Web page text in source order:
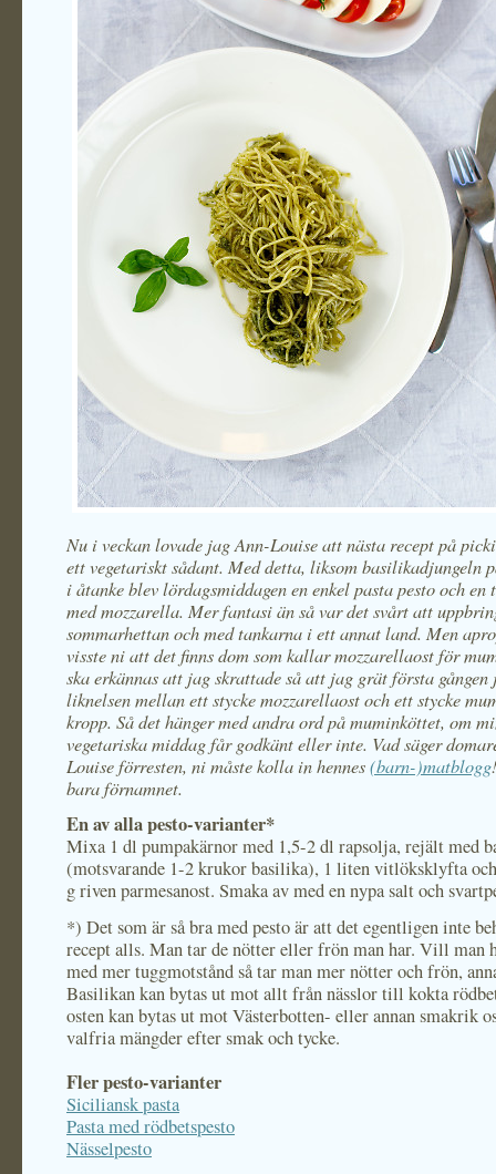
Nu i veckan lovade jag Ann-Louise att nästa recept på
ett vegetariskt sådant. Med detta, liksom basilikadjungeln
i åtanke blev lördagsmiddagen en enkel pasta pesto och
med mozzarella. Mer fantasi än så var det svårt att
sommarhettan och med tankarna i ett annat land. Men
visste ni att det finns dom som kallar mozzarellaost för
ska erkännas att jag skrattade så att jag grät första gången
liknelsen mellan ett stycke mozzarellaost och ett stycke
kropp. Så det hänger med andra ord på muminköttet, om
vegetariska middag får godkänt eller inte. Vad säger
Louise förresten, ni måste kolla in hennes(barn-)matblogg
bara förnamnet.
En av alla pesto-varianter*
Mixa 1 dl pumpakärnor med 1,5-2 dl rapsolja, rejält med
(motsvarande 1-2 krukor basilika), 1 liten vitlöksklyfta
g riven parmesanost. Smaka av med en nypa salt och
*) Det som är så bra med pesto är att det egentligen inte
recept alls. Man tar de nötter eller frön man har. Vill man
med mer tuggmotstånd så tar man mer nötter och frön,
Basilikan kan bytas ut mot allt från nässlor till kokta
osten kan bytas ut mot Västerbotten- eller annan smakrik
valfria mängder efter smak och tycke.
Fler pesto-varianter
Siciliansk pasta
Pasta med rödbetspesto
Nässelpesto